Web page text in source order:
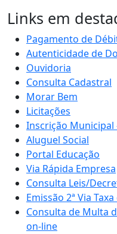
Links em
Pagamento de
Autenticidade de
Ouvidoria
Consulta Cadastral
Morar Bem
Licitações
Inscrição Municipal
Aluguel Social
Portal Educação
Via Rápida Empresa
Consulta Leis/
Emissão 2ª Via
Consulta de Multa
on-line